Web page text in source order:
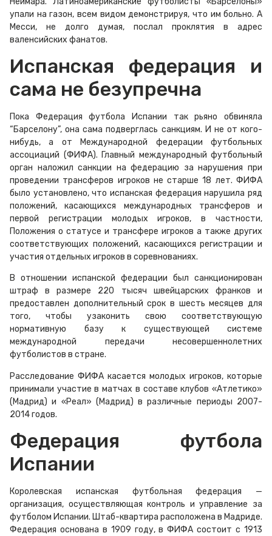
упали на газон, всем видом демонстрируя, что им больно. А
Месси, не долго думая, послал проклятия в адрес
валенсийских фанатов.
Испанская федерация и
сама не безупречна
Пока Федерация футбола Испании так рьяно обвиняла
“Барселону”, она сама подверглась санкциям. И не от кого-
нибудь, а от Международной федерации футбольных
ассоциаций (ФИФА). Главный международный футбольный
орган наложил санкции на федерацию за нарушения при
проведении трансферов игроков не старше 18 лет. ФИФА
было установлено, что испанская федерация нарушила ряд
положений, касающихся международных трансферов и
первой регистрации молодых игроков, в частности,
Положения о статусе и трансфере игроков а также других
соответствующих положений, касающихся регистрации и
участия отдельных игроков в соревнованиях.
В отношении испанской федерации был санкционирован
штраф в размере 220 тысяч швейцарских франков и
предоставлен дополнительный срок в шесть месяцев для
того, чтобы узаконить свою соответствующую
нормативную базу к существующей системе
международной передачи несовершеннолетних
футболистов в стране.
Расследование ФИФА касается молодых игроков, которые
принимали участие в матчах в составе клубов «Атлетико»
(Мадрид) и «Реал» (Мадрид) в различные периоды 2007-
2014 годов.
Федерация футбола
Испании
Королевская испанская футбольная федерация —
организация, осуществляющая контроль и управление за
футболом Испании. Штаб-квартира расположена в Мадриде.
Федерация основана в 1909 году, в ФИФА состоит с 1913